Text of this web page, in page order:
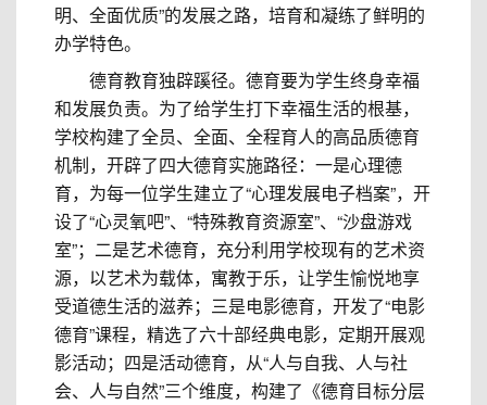
明、全面优质”的发展之路，培育和凝练了鲜明的
办学特色。
德育教育独辟蹊径。德育要为学生终身幸福
和发展负责。为了给学生打下幸福生活的根基，
学校构建了全员、全面、全程育人的高品质德育
机制，开辟了四大德育实施路径：一是心理德
育，为每一位学生建立了“心理发展电子档案”，开
设了“心灵氧吧”、“特殊教育资源室”、“沙盘游戏
室”；二是艺术德育，充分利用学校现有的艺术资
源，以艺术为载体，寓教于乐，让学生愉悦地享
受道德生活的滋养；三是电影德育，开发了“电影
德育”课程，精选了六十部经典电影，定期开展观
影活动；四是活动德育，从“人与自我、人与社
会、人与自然”三个维度，构建了《德育目标分层